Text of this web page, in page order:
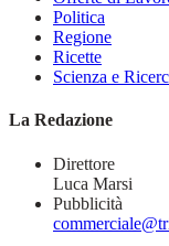
Politica
Regione
Ricette
Scienza e
La Redazione
Direttore
Luca Marsi
Pubblicità